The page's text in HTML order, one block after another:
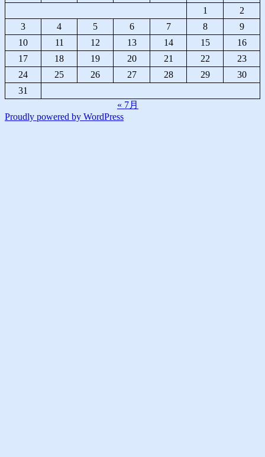
1
2
3
4 5 6 7 8
9
10
11 12 13 14 15
16
17
18 19 20 21 22
23
24
25 26 27 28 29
30
31
« 7月
Proudly powered by WordPress